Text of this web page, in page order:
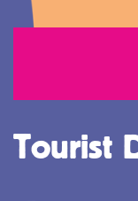
Tourist